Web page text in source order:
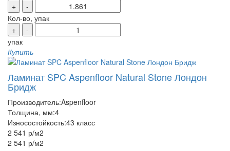
+
-
Кол-во, упак
+
-
упак
Купить
Ламинат SPC Aspenfloor Natural Stone Лондон
Бридж
Производитель:Aspenfloor
Толщина, мм:4
Износостойкость:43 класс
2 541 р/м2
2 541 р/м2